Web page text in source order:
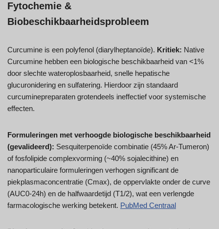
Fytochemie &
Biobeschikbaarheidsprobleem
Curcumine is een polyfenol (diarylheptanoïde). Kritiek: Native
Curcumine hebben een biologische beschikbaarheid van <1%
door slechte wateroplosbaarheid, snelle hepatische
glucuronidering en sulfatering. Hierdoor zijn standaard
curcuminepreparaten grotendeels ineffectief voor systemische
effecten.
Formuleringen met verhoogde biologische beschikbaarheid
(gevalideerd): Sesquiterpenoïde combinatie (45% Ar-Tumeron)
of fosfolipide complexvorming (~40% sojalecithine) en
nanoparticulaire formuleringen verhogen significant de
piekplasmaconcentratie (Cmax), de oppervlakte onder de curve
(AUC0-24h) en de halfwaardetijd (T1/2), wat een verlengde
farmacologische werking betekent. PubMed Centraal